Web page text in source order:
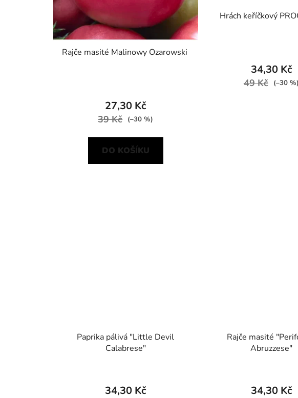
Rajče masité Malinowy Ozarowski
27,30 Kč
39 Kč (–30 %)
DO KOŠÍKU
Hrách keříčkový
34,30 Kč
49 Kč (–30 %)
Paprika pálivá "Little Devil
Calabrese"
34,30 Kč
Rajče masité
Abruzzese"
34,30 Kč